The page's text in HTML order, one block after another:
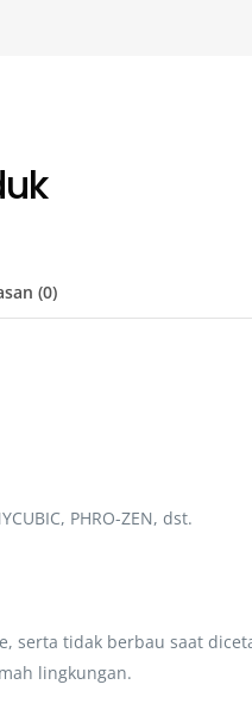
(0)
PHRO-ZEN, dst.
serta tidak berbau saat
lingkungan.